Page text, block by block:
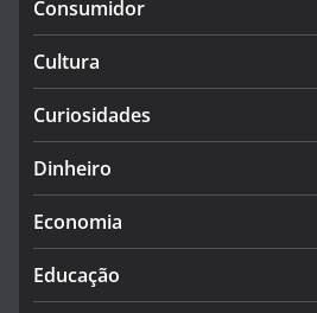
Consumidor
Cultura
Curiosidades
Dinheiro
Economia
Educação